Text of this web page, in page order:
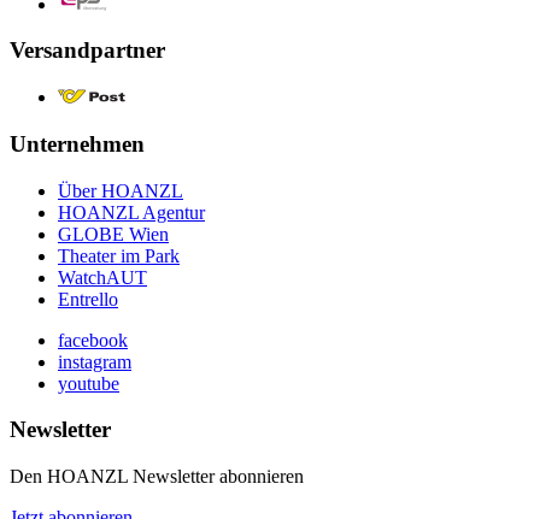
Versandpartner
Unternehmen
Über HOANZL
HOANZL Agentur
GLOBE Wien
Theater im Park
WatchAUT
Entrello
facebook
instagram
youtube
Newsletter
Den HOANZL Newsletter abonnieren